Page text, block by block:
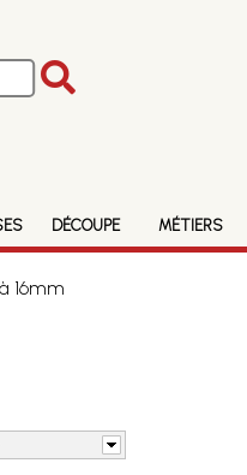
DÉCOUPE MÉTIERS
16mm